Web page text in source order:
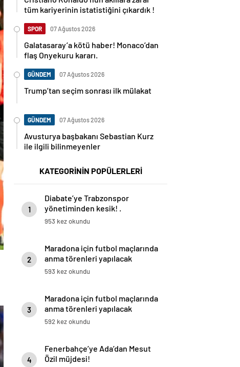
tüm kariyerinin istatistiğini çıkardık !
SPOR 07 Ağustos 2026
Galatasaray’a kötü haber! Monaco’dan
flaş Onyekuru kararı.
GÜNDEM 07 Ağustos 2026
Trump’tan seçim sonrası ilk mülakat
GÜNDEM 07 Ağustos 2026
Avusturya başbakanı Sebastian Kurz
ile ilgili bilinmeyenler
KATEGORİNİN POPÜLERLERİ
1
Diabate’ye Trabzonspor
yönetiminden kesik! .
953 kez okundu
2
Maradona için futbol maçlarında
anma törenleri yapılacak
593 kez okundu
3
Maradona için futbol maçlarında
anma törenleri yapılacak
592 kez okundu
4
Fenerbahçe’ye Ada’dan Mesut
Özil müjdesi!